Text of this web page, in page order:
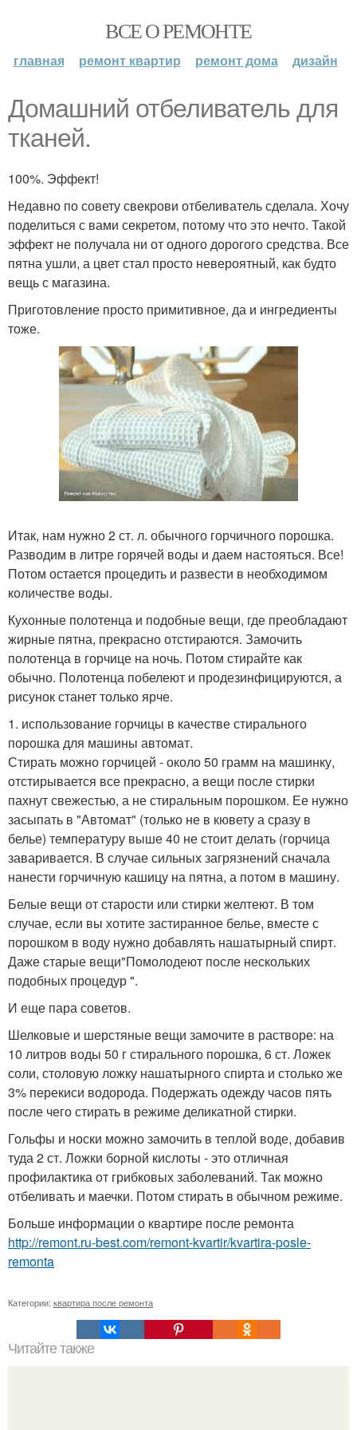
ВСЕ О РЕМОНТЕ
главная ремонт квартир ремонт дома дизайн
Домашний отбеливатель для
тканей.
100%. Эффект!
Недавно по совету свекрови отбеливатель сделала. Хочу
поделиться с вами секретом, потому что это нечто. Такой
эффект не получала ни от одного дорогого средства. Все
пятна ушли, а цвет стал просто невероятный, как будто
вещь с магазина.
Приготовление просто примитивное, да и ингредиенты
тоже.
Итак, нам нужно 2 ст. л. обычного горчичного порошка.
Разводим в литре горячей воды и даем настояться. Все!
Потом остается процедить и развести в необходимом
количестве воды.
Кухонные полотенца и подобные вещи, где преобладают
жирные пятна, прекрасно отстираются. Замочить
полотенца в горчице на ночь. Потом стирайте как
обычно. Полотенца побелеют и продезинфицируются, а
рисунок станет только ярче.
1. использование горчицы в качестве стирального
порошка для машины автомат.
Стирать можно горчицей - около 50 грамм на машинку,
отстирывается все прекрасно, а вещи после стирки
пахнут свежестью, а не стиральным порошком. Ее нужно
засыпать в "Автомат" (только не в кювету а сразу в
белье) температуру выше 40 не стоит делать (горчица
заваривается. В случае сильных загрязнений сначала
нанести горчичную кашицу на пятна, а потом в машину.
Белые вещи от старости или стирки желтеют. В том
случае, если вы хотите застиранное белье, вместе с
порошком в воду нужно добавлять нашатырный спирт.
Даже старые вещи"Помолодеют после нескольких
подобных процедур ".
И еще пара советов.
Шелковые и шерстяные вещи замочите в растворе: на
10 литров воды 50 г стирального порошка, 6 ст. Ложек
соли, столовую ложку нашатырного спирта и столько же
3% перекиси водорода. Подержать одежду часов пять
после чего стирать в режиме деликатной стирки.
Гольфы и носки можно замочить в теплой воде, добавив
туда 2 ст. Ложки борной кислоты - это отличная
профилактика от грибковых заболеваний. Так можно
отбеливать и маечки. Потом стирать в обычном режиме.
Больше информации о квартире после ремонта
http://remont.ru-best.com/remont-kvartir/kvartira-posle-
remonta
Категории: квартира после ремонта
Читайте также